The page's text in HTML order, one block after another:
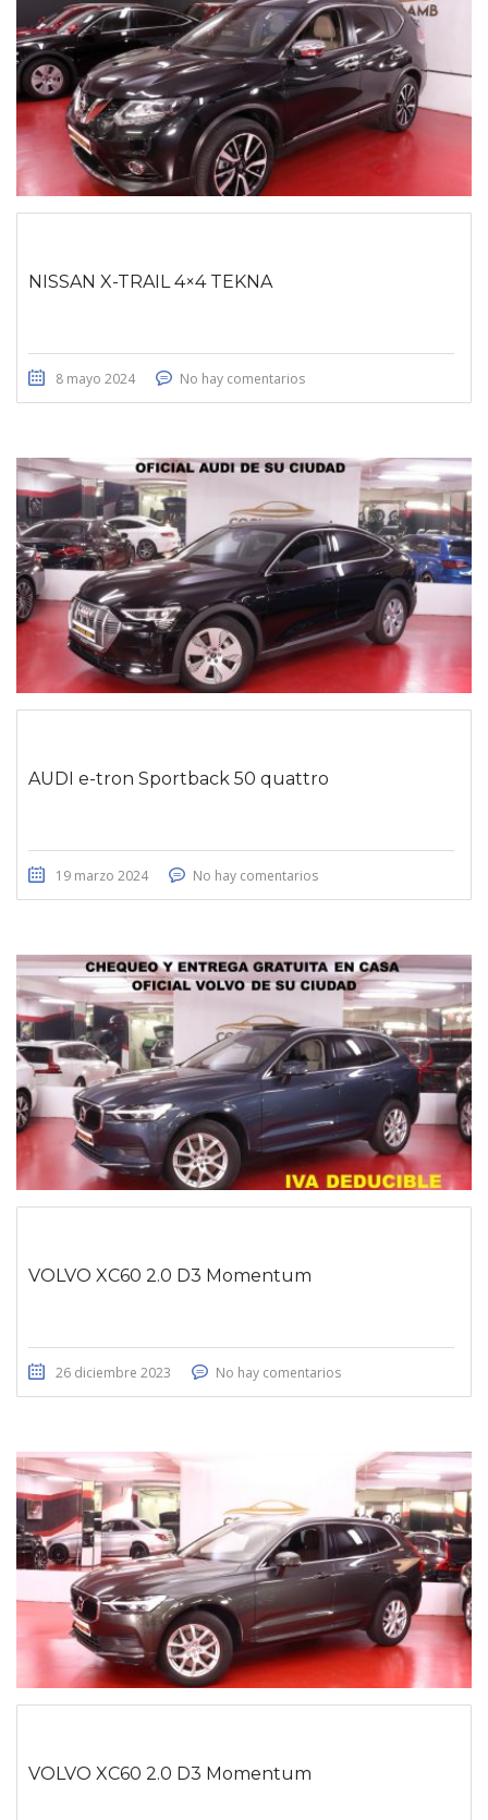
NISSAN X-TRAIL 4×4 TEKNA
8 mayo 2024 No hay comentarios
AUDI e-tron Sportback 50 quattro
19 marzo 2024 No hay comentarios
VOLVO XC60 2.0 D3 Momentum
26 diciembre 2023 No hay comentarios
VOLVO XC60 2.0 D3 Momentum